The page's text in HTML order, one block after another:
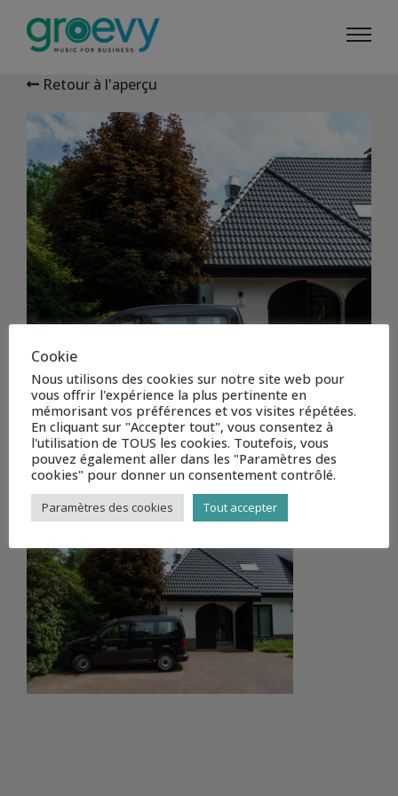
Retour à l'aperçu
HEMMAT_WEBSITE (9 OF 9)
Cookie
Nous utilisons des cookies sur notre site web pour
vous offrir l'expérience la plus pertinente en
mémorisant vos préférences et vos visites répétées.
En cliquant sur "Accepter tout", vous consentez à
l'utilisation de TOUS les cookies. Toutefois, vous
pouvez également aller dans les "Paramètres des
cookies" pour donner un consentement contrôlé.
Paramètres des cookies Tout accepter